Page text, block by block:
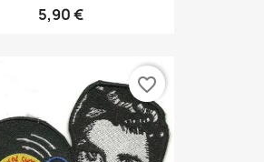
5,90 €
favorite_border